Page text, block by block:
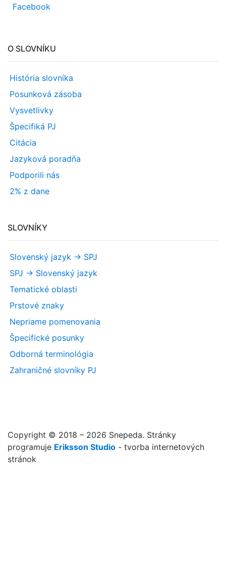
Facebook
O SLOVNÍKU
História slovníka
Posunková zásoba
Vysvetlivky
Špecifiká PJ
Citácia
Jazyková poradňa
Podporili nás
2% z dane
SLOVNÍKY
Slovenský jazyk -> SPJ
SPJ -> Slovenský jazyk
Tematické oblasti
Prstové znaky
Nepriame pomenovania
Špecifické posunky
Odborná terminológia
Zahraničné slovníky PJ
Copyright © 2018 – 2026 Snepeda. Stránky
programuje Eriksson Studio - tvorba internetových
stránok